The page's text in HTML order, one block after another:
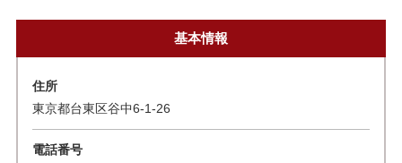
基本情報
住所
東京都台東区谷中6-1-26
電話番号